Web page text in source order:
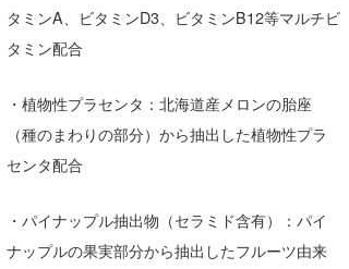
タミンA、ビタミンD3、ビタミンB12等マルチビ
タミン配合
・植物性プラセンタ：北海道産メロンの胎座
（種のまわりの部分）から抽出した植物性プラ
センタ配合
・パイナップル抽出物（セラミド含有）：パイ
ナップルの果実部分から抽出したフルーツ由来